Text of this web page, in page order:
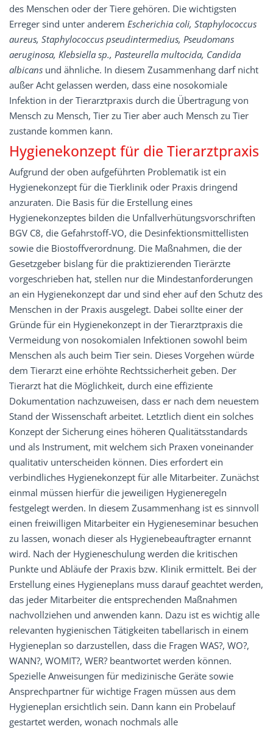
des Menschen oder der Tiere gehören. Die wichtigsten
Erreger sind unter anderem Escherichia coli, Staphylococcus
aureus, Staphylococcus pseudintermedius, Pseudomans
aeruginosa, Klebsiella sp., Pasteurella multocida, Candida
albicans und ähnliche. In diesem Zusammenhang darf nicht
außer Acht gelassen werden, dass eine nosokomiale
Infektion in der Tierarztpraxis durch die Übertragung von
Mensch zu Mensch, Tier zu Tier aber auch Mensch zu Tier
zustande kommen kann.
Hygienekonzept für die Tierarztpraxis
Aufgrund der oben aufgeführten Problematik ist ein
Hygienekonzept für die Tierklinik oder Praxis dringend
anzuraten. Die Basis für die Erstellung eines
Hygienekonzeptes bilden die Unfallverhütungsvorschriften
BGV C8, die Gefahrstoff-VO, die Desinfektionsmittellisten
sowie die Biostoffverordnung. Die Maßnahmen, die der
Gesetzgeber bislang für die praktizierenden Tierärzte
vorgeschrieben hat, stellen nur die Mindestanforderungen
an ein Hygienekonzept dar und sind eher auf den Schutz des
Menschen in der Praxis ausgelegt. Dabei sollte einer der
Gründe für ein Hygienekonzept in der Tierarztpraxis die
Vermeidung von nosokomialen Infektionen sowohl beim
Menschen als auch beim Tier sein. Dieses Vorgehen würde
dem Tierarzt eine erhöhte Rechtssicherheit geben. Der
Tierarzt hat die Möglichkeit, durch eine effiziente
Dokumentation nachzuweisen, dass er nach dem neuestem
Stand der Wissenschaft arbeitet. Letztlich dient ein solches
Konzept der Sicherung eines höheren Qualitätsstandards
und als Instrument, mit welchem sich Praxen voneinander
qualitativ unterscheiden können. Dies erfordert ein
verbindliches Hygienekonzept für alle Mitarbeiter. Zunächst
einmal müssen hierfür die jeweiligen Hygieneregeln
festgelegt werden. In diesem Zusammenhang ist es sinnvoll
einen freiwilligen Mitarbeiter ein Hygieneseminar besuchen
zu lassen, wonach dieser als Hygienebeauftragter ernannt
wird. Nach der Hygieneschulung werden die kritischen
Punkte und Abläufe der Praxis bzw. Klinik ermittelt. Bei der
Erstellung eines Hygieneplans muss darauf geachtet werden,
das jeder Mitarbeiter die entsprechenden Maßnahmen
nachvollziehen und anwenden kann. Dazu ist es wichtig alle
relevanten hygienischen Tätigkeiten tabellarisch in einem
Hygieneplan so darzustellen, dass die Fragen WAS?, WO?,
WANN?, WOMIT?, WER? beantwortet werden können.
Spezielle Anweisungen für medizinische Geräte sowie
Ansprechpartner für wichtige Fragen müssen aus dem
Hygieneplan ersichtlich sein. Dann kann ein Probelauf
gestartet werden, wonach nochmals alle